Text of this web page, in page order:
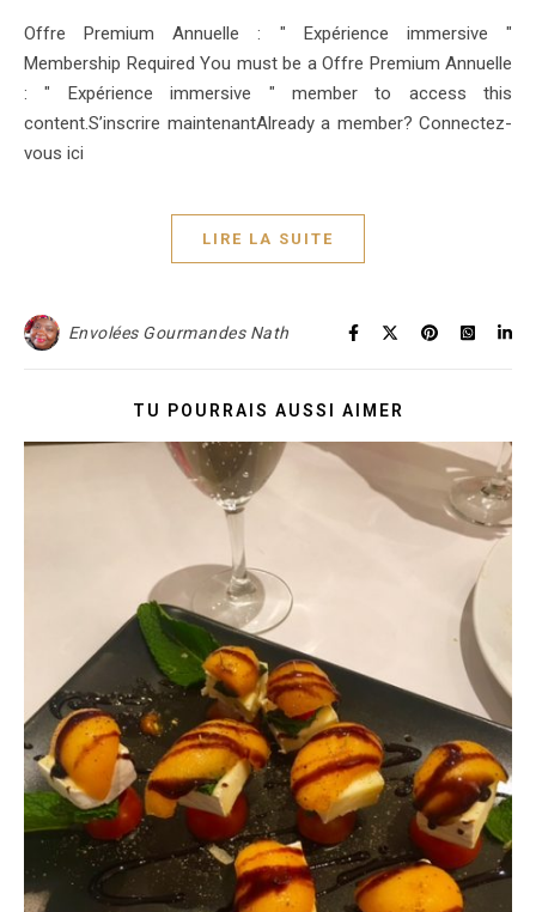
Offre Premium Annuelle : " Expérience immersive "
Membership Required You must be a Offre Premium Annuelle
: " Expérience immersive " member to access this
content.S’inscrire maintenantAlready a member? Connectez-
vous ici
LIRE LA SUITE
Envolées Gourmandes Nath
TU POURRAIS AUSSI AIMER